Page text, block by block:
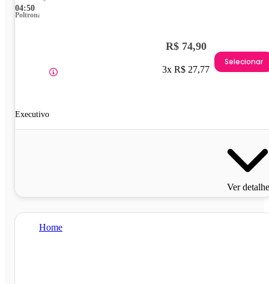
04:50
Poltrona
Executivo
R$ 74,90
3x R$ 27,77
Selecionar
Ver
Home